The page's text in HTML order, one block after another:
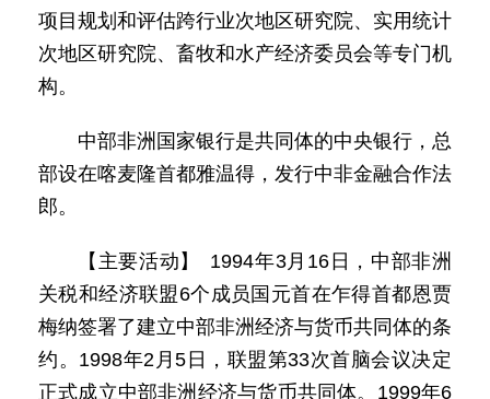
项目规划和评估跨行业次地区研究院、实用统计
次地区研究院、畜牧和水产经济委员会等专门机
构。
中部非洲国家银行是共同体的中央银行，总
部设在喀麦隆首都雅温得，发行中非金融合作法
郎。
【主要活动】 1994年3月16日，中部非洲
关税和经济联盟6个成员国元首在乍得首都恩贾
梅纳签署了建立中部非洲经济与货币共同体的条
约。1998年2月5日，联盟第33次首脑会议决定
正式成立中部非洲经济与货币共同体。1999年6